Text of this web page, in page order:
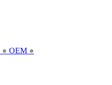
● OEM ●